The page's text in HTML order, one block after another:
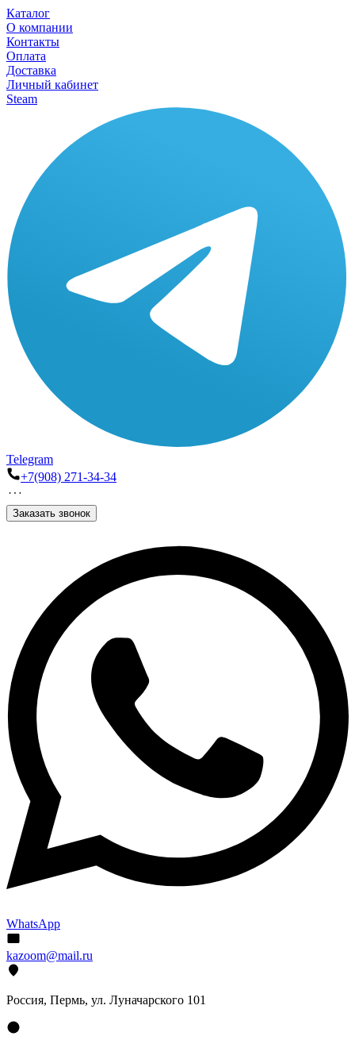
Каталог
О компании
Контакты
Оплата
Доставка
Личный кабинет
Steam
Telegram
+7(908) 271-34-34
Заказать звонок
WhatsApp
kazoom@mail.ru
Россия, Пермь, ул. Луначарского 101